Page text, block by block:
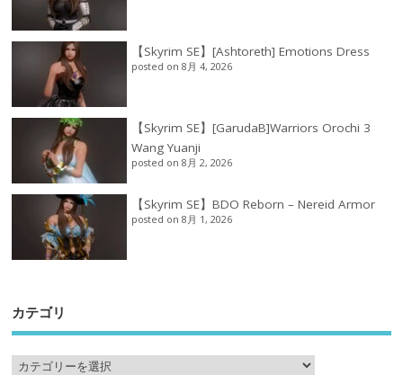
【Skyrim SE】[Ashtoreth] Emotions Dress
posted on 8月 4, 2026
【Skyrim SE】[GarudaB]Warriors Orochi 3
Wang Yuanji
posted on 8月 2, 2026
【Skyrim SE】BDO Reborn – Nereid Armor
posted on 8月 1, 2026
カテゴリ